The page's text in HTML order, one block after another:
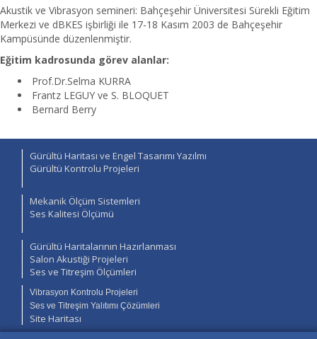
Akustik ve Vibrasyon semineri: Bahçeşehir Üniversitesi Sürekli Eğitim
Merkezi ve dBKES işbirliği ile 17-18 Kasım 2003 de Bahçeşehir
Kampüsünde düzenlenmiştir.
Eğitim kadrosunda görev alanlar:
Prof.Dr.Selma KURRA
Frantz LEGUY ve S. BLOQUET
Bernard Berry
Gürültü Haritası ve Engel Tasarımı Yazılmı
Gürültü Kontrolu Projeleri
Mekanik Ölçüm Sistemleri
Ses Kalitesi Ölçümü
Gürültü Haritalarının Hazırlanması
Salon Akustiği Projeleri
Ses ve Titreşim Ölçümleri
Vibrasyon Kontrolu Projeleri
Ses ve Titreşim Yalıtımı Çözümleri
Site Haritası